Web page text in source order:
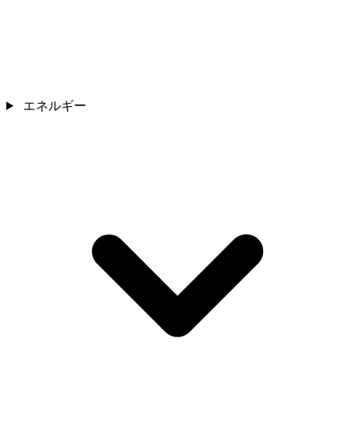
エネルギー